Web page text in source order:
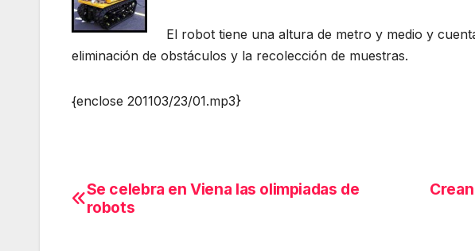
El robot tiene una altura de metro y medio y
eliminación de obstáculos y la recolección de muestras.
{enclose 201103/23/01.mp3}
Navegación
Se celebra en Viena las olimpiadas de
robots